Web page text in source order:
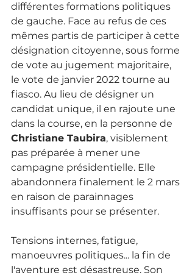
différentes formations politiques
de gauche. Face au refus de ces
mêmes partis de participer à cette
désignation citoyenne, sous forme
de vote au jugement majoritaire,
le vote de janvier 2022 tourne au
fiasco. Au lieu de désigner un
candidat unique, il en rajoute une
dans la course, en la personne de
Christiane Taubira, visiblement
pas préparée à mener une
campagne présidentielle. Elle
abandonnera finalement le 2 mars
en raison de parainnages
insuffisants pour se présenter.
Tensions internes, fatigue,
manoeuvres politiques... la fin de
l'aventure est désastreuse. Son